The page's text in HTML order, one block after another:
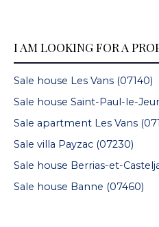
I AM LOOKING FOR A
Sale house Les Vans (07140)
Sale house Saint-Paul-le-
Sale apartment Les Vans
Sale villa Payzac (07230)
Sale house Berrias-et-
Sale house Banne (07460)